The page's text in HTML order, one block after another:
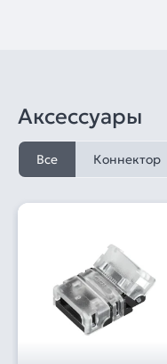
Аксессуары
Все Коннектор